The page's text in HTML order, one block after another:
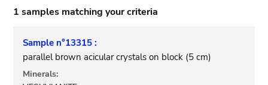
1 samples matching your criteria
Sample n°13315 :
parallel brown acicular crystals on block (5 cm)
Minerals: